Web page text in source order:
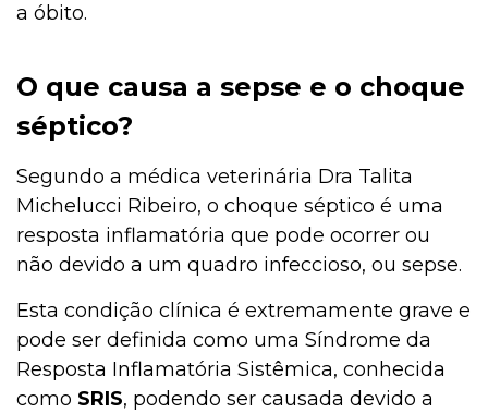
a óbito.
O que causa a sepse e o choque
séptico?
Segundo a médica veterinária Dra Talita
Michelucci Ribeiro, o choque séptico é uma
resposta inflamatória que pode ocorrer ou
não devido a um quadro infeccioso, ou sepse.
Esta condição clínica é extremamente grave e
pode ser definida como uma Síndrome da
Resposta Inflamatória Sistêmica, conhecida
como SRIS, podendo ser causada devido a